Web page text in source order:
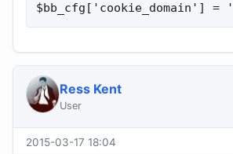
$bb_cfg['cookie_domain'] =
Ress Kent
User
2015-03-17 18:04